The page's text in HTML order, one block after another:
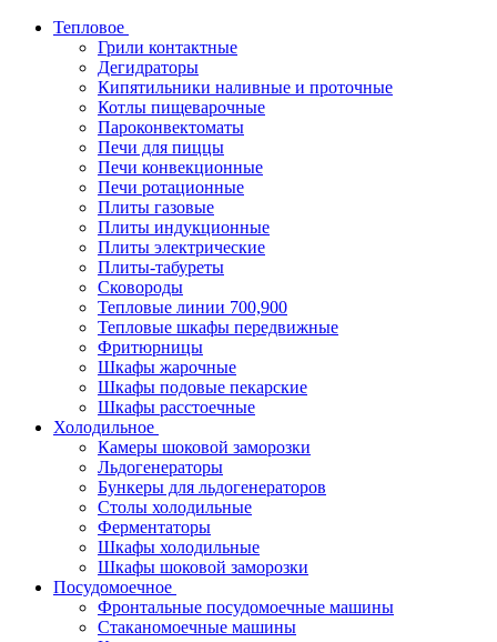
Тепловое
Грили контактные
Дегидраторы
Кипятильники наливные и проточные
Котлы пищеварочные
Пароконвектоматы
Печи для пиццы
Печи конвекционные
Печи ротационные
Плиты газовые
Плиты индукционные
Плиты электрические
Плиты-табуреты
Сковороды
Тепловые линии 700,900
Тепловые шкафы передвижные
Фритюрницы
Шкафы жарочные
Шкафы подовые пекарские
Шкафы расстоечные
Холодильное
Камеры шоковой заморозки
Льдогенераторы
Бункеры для льдогенераторов
Столы холодильные
Ферментаторы
Шкафы холодильные
Шкафы шоковой заморозки
Посудомоечное
Фронтальные посудомоечные машины
Стаканомоечные машины